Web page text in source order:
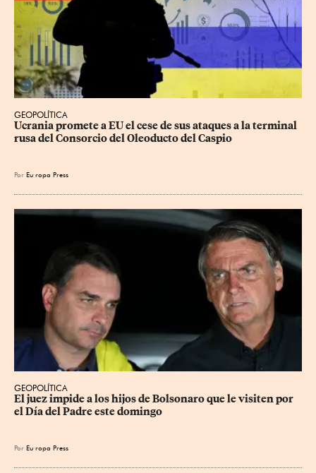
GEOPOLÍTICA
Ucrania promete a EU el cese de sus ataques a la terminal
rusa del Consorcio del Oleoducto del Caspio
Por Eu ropa Press
GEOPOLÍTICA
El juez impide a los hijos de Bolsonaro que le visiten por
el Día del Padre este domingo
Por Eu ropa Press